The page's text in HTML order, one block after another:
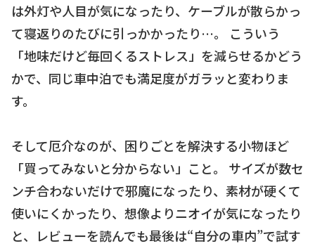
は外灯や人目が気になったり、ケーブルが散らかっ
て寝返りのたびに引っかかったり…。 こういう
「地味だけど毎回くるストレス」を減らせるかどう
かで、同じ車中泊でも満足度がガラッと変わりま
す。
そして厄介なのが、困りごとを解決する小物ほど
「買ってみないと分からない」こと。 サイズが数セ
ンチ合わないだけで邪魔になったり、素材が硬くて
使いにくかったり、想像よりニオイが気になったり
と、レビューを読んでも最後は“自分の車内”で試す